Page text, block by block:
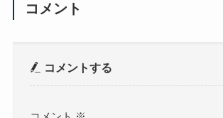
コメント
コメントする